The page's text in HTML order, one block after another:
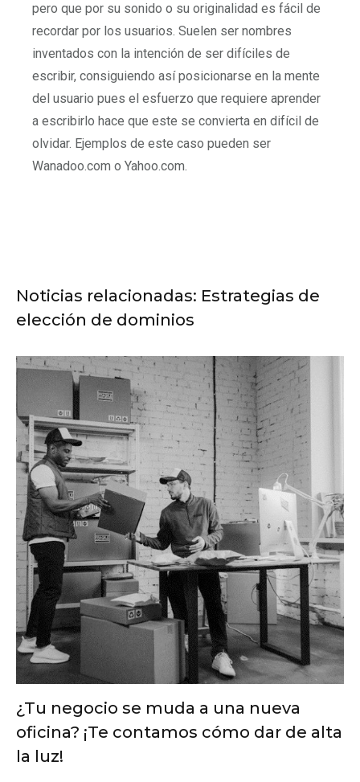
pero que por su sonido o su originalidad es fácil de
recordar por los usuarios. Suelen ser nombres
inventados con la intención de ser difíciles de
escribir, consiguiendo así posicionarse en la mente
del usuario pues el esfuerzo que requiere aprender
a escribirlo hace que este se convierta en difícil de
olvidar. Ejemplos de este caso pueden ser
Wanadoo.com o Yahoo.com.
Noticias relacionadas: Estrategias de
elección de dominios
¿Tu negocio se muda a una nueva
oficina? ¡Te contamos cómo dar de alta
la luz!